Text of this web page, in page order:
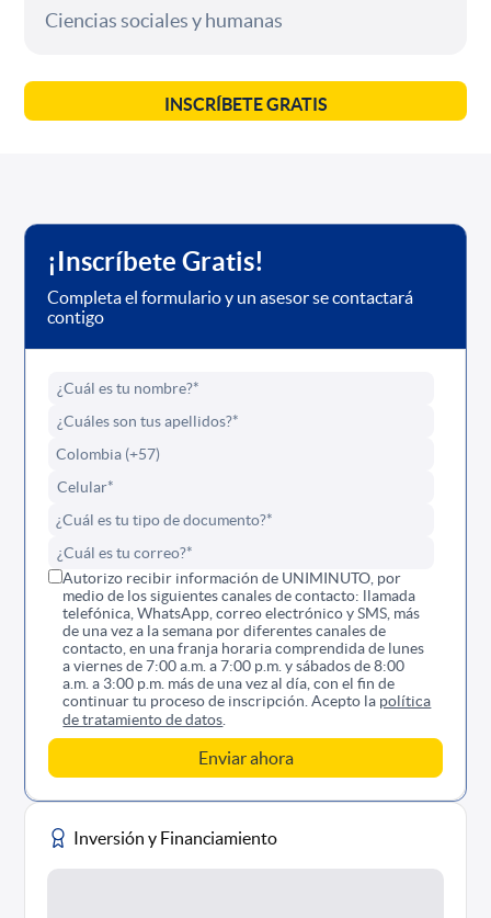
Ciencias sociales y humanas
INSCRÍBETE GRATIS
¡Inscríbete Gratis!
Completa el formulario y un asesor se contactará
contigo
Autorizo recibir información de UNIMINUTO, por
medio de los siguientes canales de contacto: llamada
telefónica, WhatsApp, correo electrónico y SMS, más
de una vez a la semana por diferentes canales de
contacto, en una franja horaria comprendida de lunes
a viernes de 7:00 a.m. a 7:00 p.m. y sábados de 8:00
a.m. a 3:00 p.m. más de una vez al día, con el fin de
continuar tu proceso de inscripción. Acepto la política
de tratamiento de datos
Inversión y Financiamiento